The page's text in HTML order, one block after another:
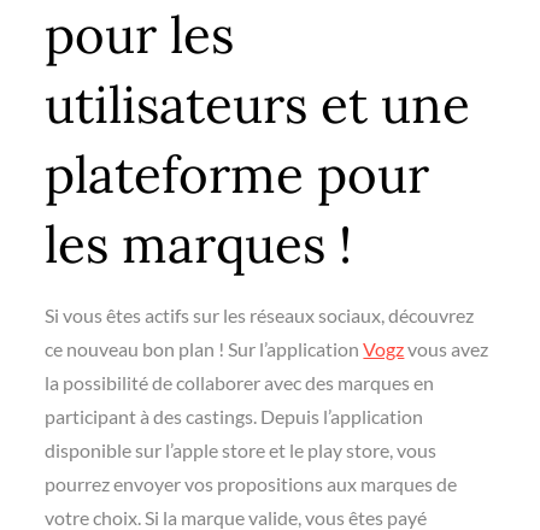
pour les
utilisateurs et une
plateforme pour
les marques !
Si vous êtes actifs sur les réseaux sociaux, découvrez
ce nouveau bon plan ! Sur l’applicationVogzvous avez
la possibilité de collaborer avec des marques en
participant à des castings. Depuis l’application
disponible sur l’apple store et le play store, vous
pourrez envoyer vos propositions aux marques de
votre choix. Si la marque valide, vous êtes payé